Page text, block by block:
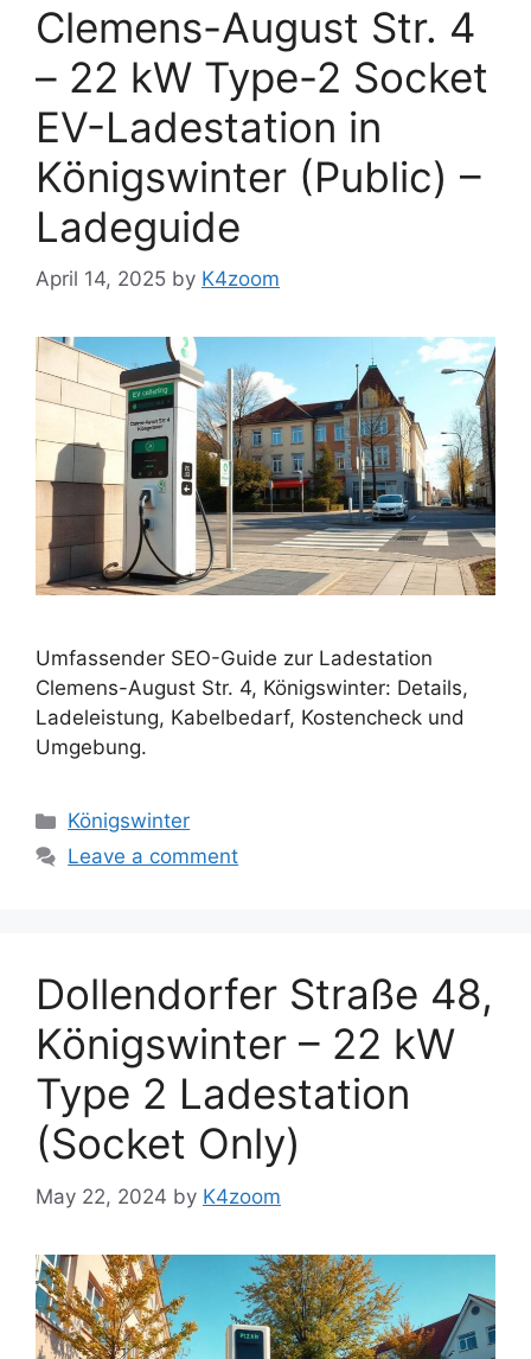
Clemens-August Str. 4
– 22 kW Type-2 Socket
EV-Ladestation in
Königswinter (Public) –
Ladeguide
April 14, 2025 by K4zoom
Umfassender SEO-Guide zur Ladestation
Clemens-August Str. 4, Königswinter: Details,
Ladeleistung, Kabelbedarf, Kostencheck und
Umgebung.
Categories
Königswinter
Leave a comment
Dollendorfer Straße 48,
Königswinter – 22 kW
Type 2 Ladestation
(Socket Only)
May 22, 2024 by K4zoom